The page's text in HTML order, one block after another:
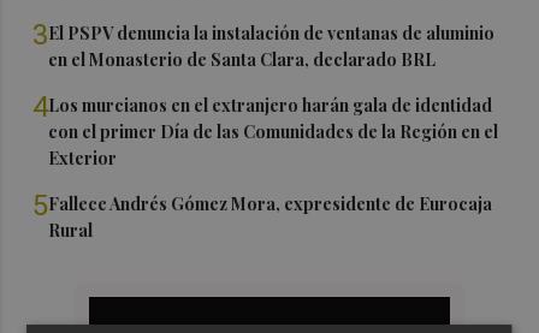
3El PSPV denuncia la instalación de ventanas de aluminio
en el Monasterio de Santa Clara, declarado BRL
4Los murcianos en el extranjero harán gala de identidad
con el primer Día de las Comunidades de la Región en el
Exterior
5Fallece Andrés Gómez Mora, expresidente de Eurocaja
Rural